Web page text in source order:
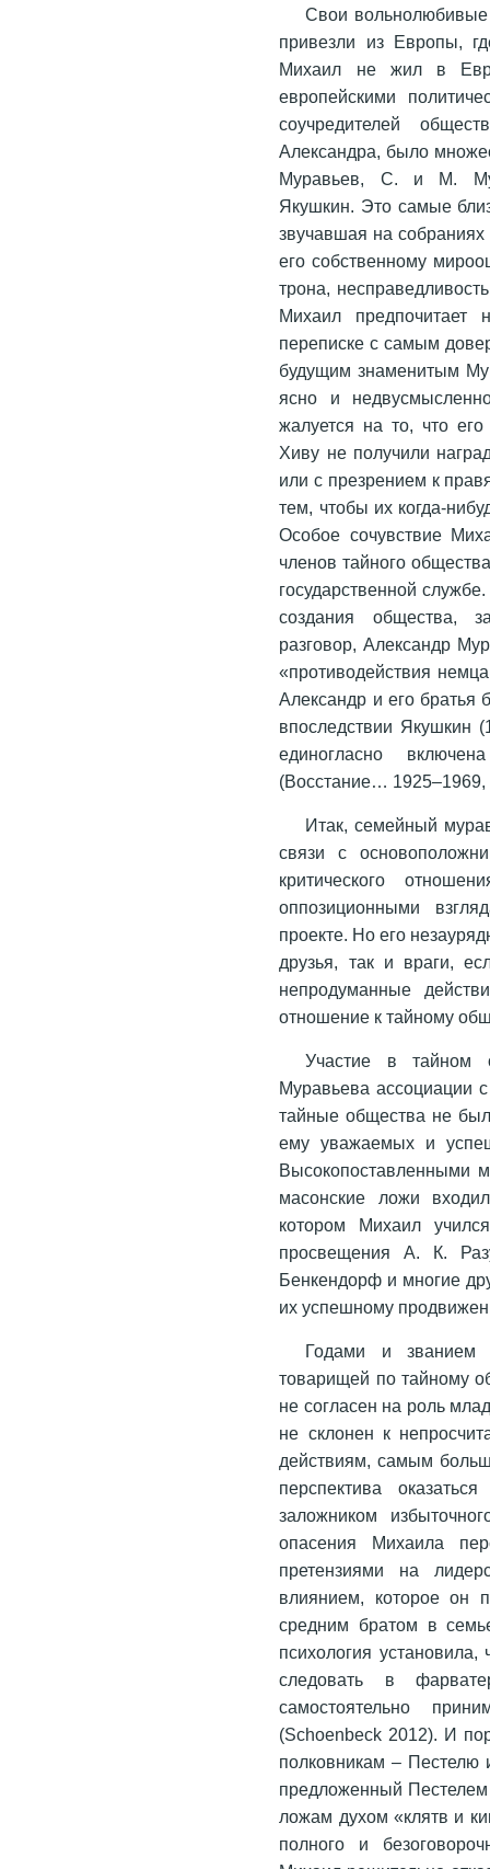
Свои вольнолюбивые
привезли из Европы,
Михаил не жил в
европейскими
соучредителей
Александра, было
Муравьев, С. и М.
Якушкин. Это самые
звучавшая на
его собственному
трона,
Михаил
переписке с самым
будущим знаменитым
ясно и
жалуется на то, что
Хиву не получили
или с презрением к
тем, чтобы их когда-
Особое сочувствие
членов тайного
государственной
создания общества,
разговор, Александр
«противодействия
Александр и его
впоследствии Якушкин
единогласно
(Восстание… 1925–1969,
Итак, семейный
связи с
критического
оппозиционными
проекте. Но его
друзья, так и враги,
непродуманные
отношение к тайному
Участие в тайном
Муравьева ассоциации
тайные общества не
ему уважаемых и
Высокопоставленными
масонские ложи
котором Михаил
просвещения А. К.
Бенкендорф и многие
их успешному
Годами и званием
товарищей по тайному
не согласен на роль
не склонен к
действиям, самым
перспектива
заложником
опасения Михаила
претензиями на
влиянием, которое он
средним братом в
психология установила,
следовать в
самостоятельно
(Schoenbeck 2012). И
полковникам – Пестелю
предложенный Пестелем
ложам духом «клятв и
полного и